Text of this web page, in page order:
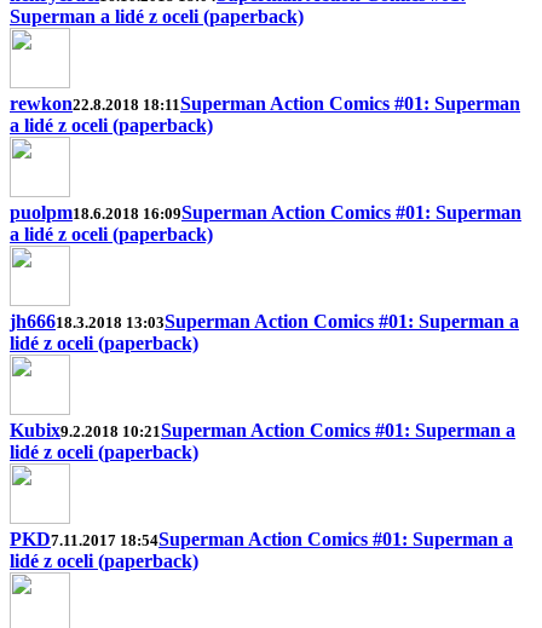
Superman a lidé z oceli (paperback)
rewkon22.8.2018 18:11Superman Action Comics #01: Superman
a lidé z oceli (paperback)
puolpm18.6.2018 16:09Superman Action Comics #01: Superman
a lidé z oceli (paperback)
jh66618.3.2018 13:03Superman Action Comics #01: Superman a
lidé z oceli (paperback)
Kubix9.2.2018 10:21Superman Action Comics #01: Superman a
lidé z oceli (paperback)
PKD7.11.2017 18:54Superman Action Comics #01: Superman a
lidé z oceli (paperback)